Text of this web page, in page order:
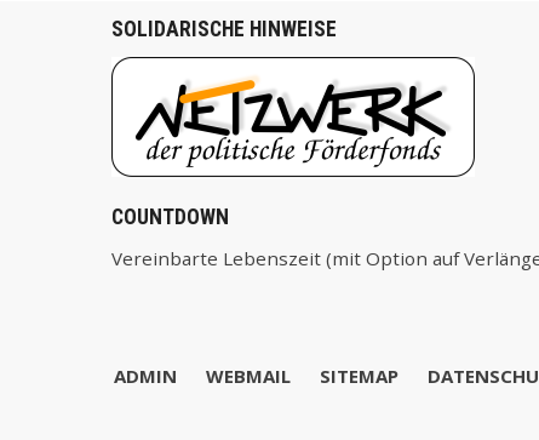
SOLIDARISCHE HINWEISE
COUNTDOWN
Vereinbarte Lebenszeit (mit Option auf
ADMIN WEBMAIL SITEMAP